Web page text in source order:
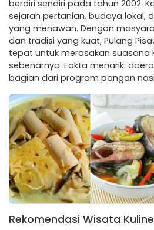
berdiri sendiri pada tahun 2002.
sejarah pertanian, budaya lokal,
yang menawan. Dengan
dan tradisi yang kuat, Pulang
tepat untuk merasakan suasana
sebenarnya. Fakta menarik:
bagian dari program pangan
Rekomendasi Wisata